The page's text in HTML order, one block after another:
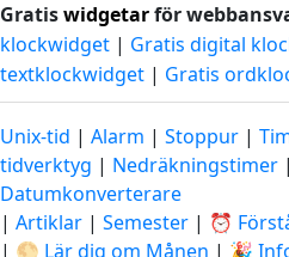
Gratiswidgetarför
klockwidget | Gratis digital
textklockwidget | Gratis
Unix-tid | Alarm | Stoppur |
tidverktyg | Nedräkningstimer |
Datumkonverterare
| Artiklar | Semester | ⏰
| 🌕 Lär dig om Månen | 🎉